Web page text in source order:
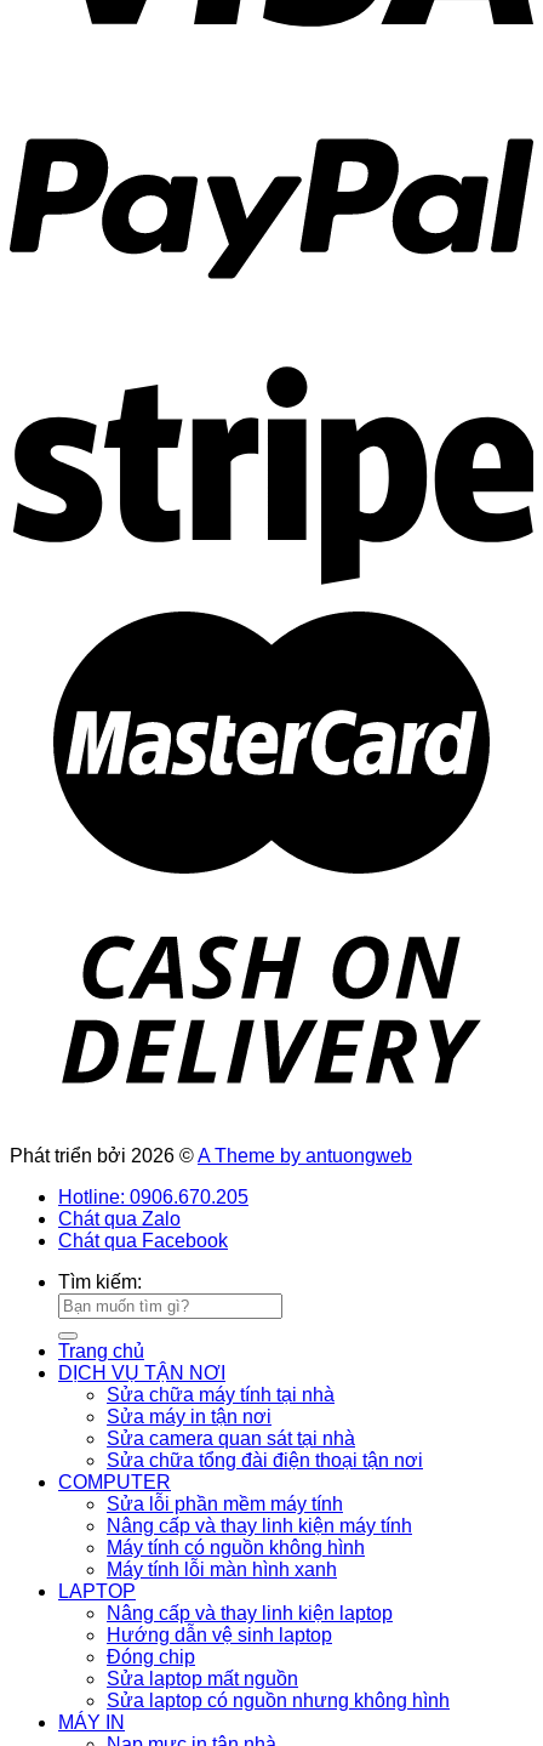
Phát triển bởi 2026 ©A Theme by antuongweb
Hotline: 0906.670.205
Chát qua Zalo
Chát qua Facebook
Tìm kiếm:
Trang chủ
DỊCH VỤ TẬN NƠI
Sửa chữa máy tính tại nhà
Sửa máy in tận nơi
Sửa camera quan sát tại nhà
Sửa chữa tổng đài điện thoại tận nơi
COMPUTER
Sửa lỗi phần mềm máy tính
Nâng cấp và thay linh kiện máy tính
Máy tính có nguồn không hình
Máy tính lỗi màn hình xanh
LAPTOP
Nâng cấp và thay linh kiện laptop
Hướng dẫn vệ sinh laptop
Đóng chip
Sửa laptop mất nguồn
Sửa laptop có nguồn nhưng không hình
MÁY IN